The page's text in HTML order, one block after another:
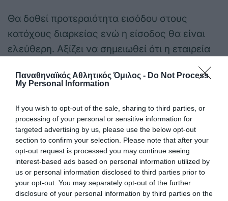
Παναθηναϊκός Αθλητικός Όμιλος - Do Not Process
My Personal Information
If you wish to opt-out of the sale, sharing to third parties, or
processing of your personal or sensitive information for
targeted advertising by us, please use the below opt-out
section to confirm your selection. Please note that after your
opt-out request is processed you may continue seeing
interest-based ads based on personal information utilized by
us or personal information disclosed to third parties prior to
your opt-out. You may separately opt-out of the further
disclosure of your personal information by third parties on the
Θα δοθεί προτεραιότητα εισόδου στους
κατόχους διαρκείας ενώ η είσοδος θα είναι
ελεύθερη. Αξίζει να σημειωθεί ότι η εταιρεία
Macron θα έχει προς πώληση τα t-shirt του
πρωταθλήματος στην είσοδο του γηπέδου.
ΤΕΛΕΥΤΑΙΑ ΝΕΑ